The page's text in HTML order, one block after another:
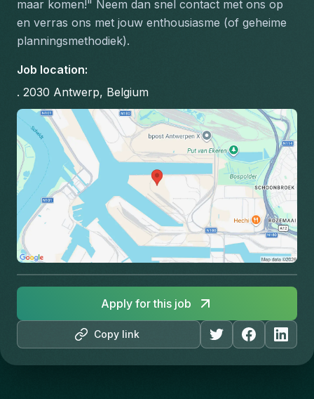
maar komen!" Neem dan snel contact met ons op
en verras ons met jouw enthousiasme (of geheime
planningsmethodiek).
Job location:
. 2030 Antwerp, Belgium
Copy link
Apply for this job